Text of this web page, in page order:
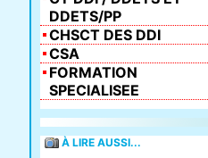
DDETS/PP
CHSCT DES DDI
CSA
FORMATION
SPECIALISEE
À LIRE AUSSI...